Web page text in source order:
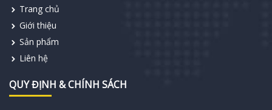
Trang chủ
Giới thiệu
Sản phẩm
Liên hệ
QUY ĐỊNH & CHÍNH SÁCH